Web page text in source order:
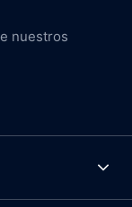
nuestros